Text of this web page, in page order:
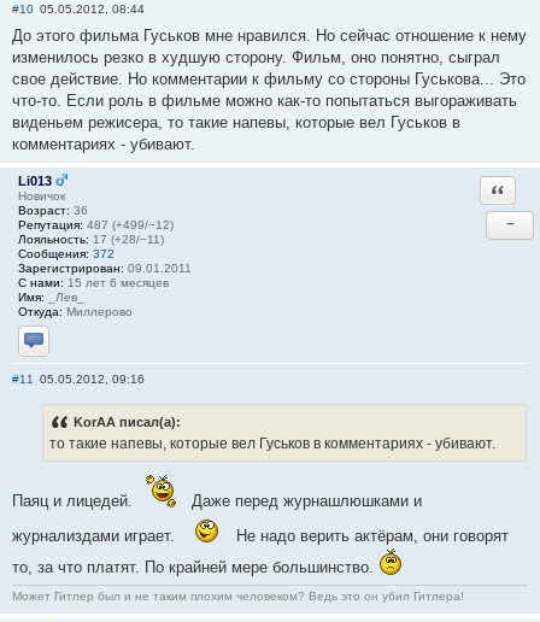
#10 05.05.2012, 08:44
До этого фильма Гуськов мне нравился. Но сейчас отношение к нему
изменилось резко в худшую сторону. Фильм, оно понятно, сыграл
свое действие. Но комментарии к фильму со стороны Гуськова... Это
что-то. Если роль в фильме можно как-то попытаться выгораживать
виденьем режисера, то такие напевы, которые вел Гуськов в
комментариях - убивают.
Li013
Новичок
Возраст: 36
Репутация: 487 (+499/−12)
Лояльность: 17 (+28/−11)
Сообщения: 372
Зарегистрирован: 09.01.2011
С нами: 15 лет 6 месяцев
Имя: _Лев_
Откуда: Миллерово
Отправить личное сообщение
−
#11 05.05.2012, 09:16
KorAA писал(а):
то такие напевы, которые вел Гуськов в комментариях - убивают.
Паяц и лицедей.
Даже перед журнашлюшками и
журнализдами играет.
Не надо верить актёрам, они говорят
то, за что платят. По крайней мере большинство.
Может Гитлер был и не таким плохим человеком? Ведь это он убил Гитлера!